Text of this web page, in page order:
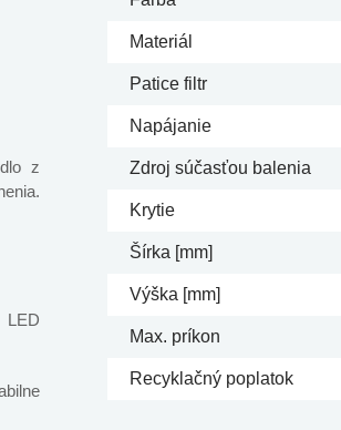
z
LED
Materiál
Patice filtr
Napájanie
Zdroj súčasťou balenia
Krytie
Šírka [mm]
Výška [mm]
Max. príkon
Recyklačný poplatok